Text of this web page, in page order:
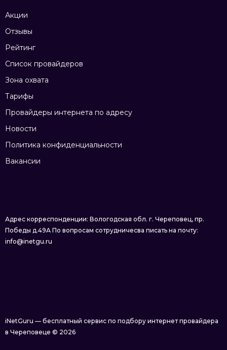
Акции
Отзывы
Рейтинг
Список провайдеров
Зона охвата
Тарифы
Провайдеры интернета по адресу
Новости
Политика конфиденциальности
Вакансии
Адрес корреспонденции: Вологодская обл. г. Череповец, пр.
Победы д.49А По вопросам сотрудничесва писать на почту:
info@inetgu.ru
iNetGuru — бесплатный сервис по подбору интернет провайдера
в Череповеце © 2026